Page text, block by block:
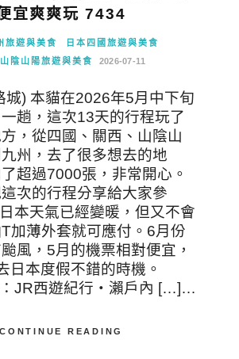
宜爽爽玩 7434
旅遊與美食
日本四國旅遊與美食
山陰山陽旅遊與美食
2026-07-11
城) 本貓在2026年5月中下旬
趟，這次13天的行程玩了
，從四國、關西、山陰山
州，去了很多想去的地
超過7000張，非常開心。
次的行程分享給大家參
本天氣已經變暖，但又不會
加薄外套就可應付。6月份
風，5月的機票相對便宜，
日本度假不錯的時機。
：JR西遊紀行・瀨戶內 […]…
CONTINUE READING